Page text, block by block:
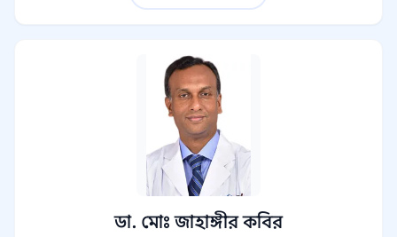
ডা. মোঃ জাহাঙ্গীর কবির